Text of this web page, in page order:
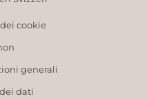
cookie
generali
dati